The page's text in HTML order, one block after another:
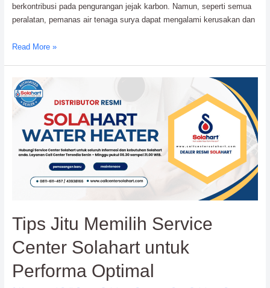
berkontribusi pada pengurangan jejak karbon. Namun, seperti semua
peralatan, pemanas air tenaga surya dapat mengalami kerusakan dan
Panduan
Air
Tenaga
Hangat
Hilang?
Read More »
Tips Jitu Memilih Service
Center Solahart untuk
Performa Optimal